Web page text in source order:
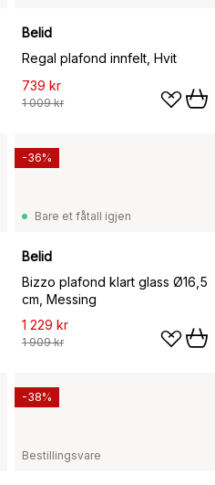
Belid
Regal plafond innfelt, Hvit
739 kr
1 009 kr
Bare et fåtall igjen
Belid
Bizzo plafond klart glass Ø16,5
cm, Messing
1 229 kr
1 909 kr
-36%
Bestillingsvare
-38%